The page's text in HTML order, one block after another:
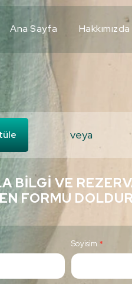
Ana Sayfa Hakkımızda
veya
BILGI VE
FORMU
Soyisim *